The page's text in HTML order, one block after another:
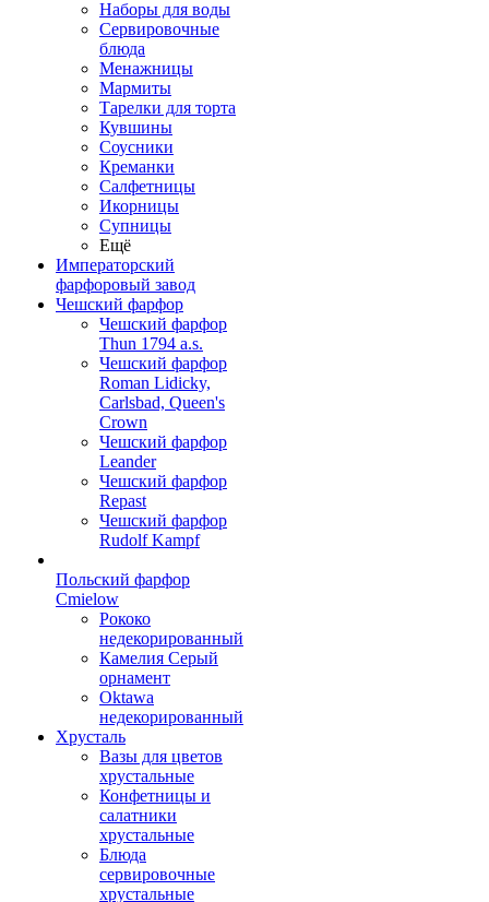
Наборы для воды
Сервировочные
блюда
Менажницы
Мармиты
Тарелки для торта
Кувшины
Соусники
Креманки
Салфетницы
Икорницы
Супницы
Ещё
Императорский
фарфоровый завод
Чешский фарфор
Чешский фарфор
Thun 1794 a.s.
Чешский фарфор
Roman Lidicky,
Carlsbad, Queen's
Crown
Чешский фарфор
Leander
Чешский фарфор
Repast
Чешский фарфор
Rudolf Kampf
Польский фарфор
Сmielow
Рококо
недекорированный
Камелия Серый
орнамент
Oktawa
недекорированный
Хрусталь
Вазы для цветов
хрустальные
Конфетницы и
салатники
хрустальные
Блюда
сервировочные
хрустальные